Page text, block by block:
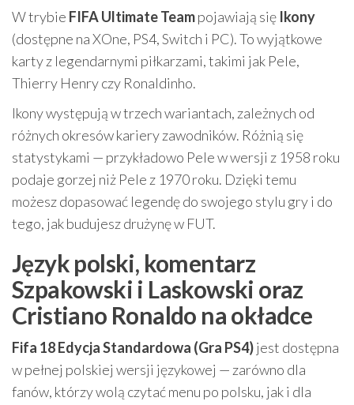
W trybie FIFA Ultimate Teampojawiają się Ikony
(dostępne na XOne, PS4, Switch i PC). To wyjątkowe
karty z legendarnymi piłkarzami, takimi jak Pele,
Thierry Henry czy Ronaldinho.
Ikony występują w trzech wariantach, zależnych od
różnych okresów kariery zawodników. Różnią się
statystykami — przykładowo Pele w wersji z 1958 roku
podaje gorzej niż Pele z 1970 roku. Dzięki temu
możesz dopasować legendę do swojego stylu gry i do
tego, jak budujesz drużynę w FUT.
Język polski, komentarz
Szpakowski i Laskowski oraz
Cristiano Ronaldo na okładce
Fifa 18 Edycja Standardowa (Gra PS4)jest dostępna
w pełnej polskiej wersji językowej — zarówno dla
fanów, którzy wolą czytać menu po polsku, jak i dla